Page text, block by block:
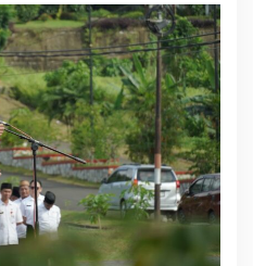
B
u
p
a
t
i
I
s
k
a
n
d
a